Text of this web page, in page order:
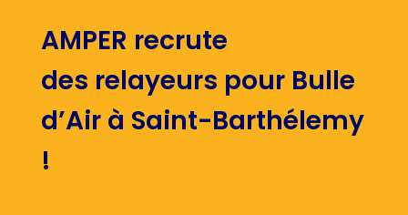
AMPER recrute
des relayeurs pour Bulle
d’Air à Saint-Barthélemy
!